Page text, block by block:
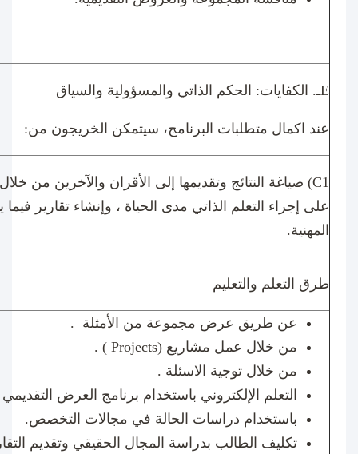
Eـ. الكفايات: الحكم الذاتي والمسؤولية والسياق
عند اكمال متطلبات البرنامج، سيتمكن الخريجون من:
(C1 صياغة النتائج وتقديمها إلى الأقران والآخرين من
على إجراء التعلم الذاتي مدى الحياة ، وإنشاء تقارير
المهنية.
طرق التعلم والتعليم
عن طريق عرض مجموعة من الأمثلة .
من خلال عمل مشاريع (Projects
) .
من خلال توجية الاسئلة .
التعلم الإلكتروني باستخدام برنامج العرض
باستخدام دراسات الحالة في مجالات التخصص.
تكليف الطالب بدراسة المجال الحقيقي وتقديم